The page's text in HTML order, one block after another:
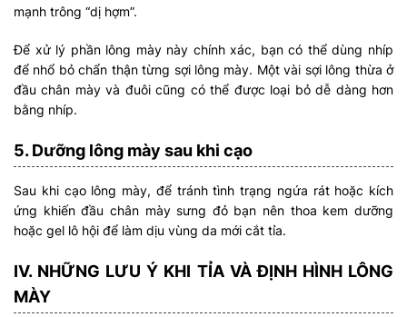
mạnh trông “dị hợm”.
Để xử lý phần lông mày này chính xác, bạn có thể dùng nhíp
để nhổ bỏ chẩn thận từng sợi lông mày. Một vài sợi lông thừa ở
đầu chân mày và đuôi cũng có thể được loại bỏ dễ dàng hơn
bằng nhíp.
5. Dưỡng lông mày sau khi cạo
Sau khi cạo lông mày, để tránh tình trạng ngứa rát hoặc kích
ứng khiến đầu chân mày sưng đỏ bạn nên thoa kem dưỡng
hoặc gel lô hội để làm dịu vùng da mới cắt tỉa.
IV. NHỮNG LƯU Ý KHI TỈA VÀ ĐỊNH HÌNH LÔNG
MÀY